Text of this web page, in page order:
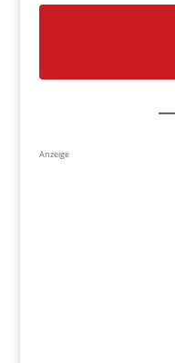
Anzeige